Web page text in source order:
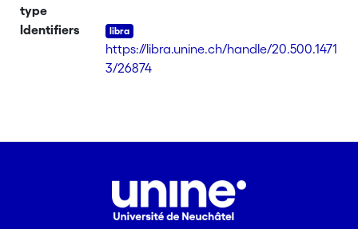
type
Identifiers
https://libra.unine.ch/handle/20.500.1471
3/26874